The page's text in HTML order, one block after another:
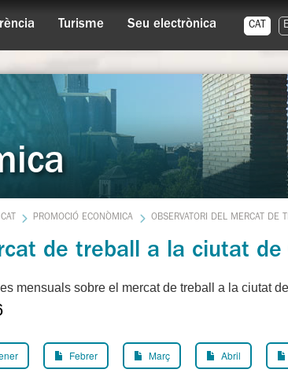
Turisme Seu electrònica CAT
PROMOCIÓ ECONÒMICA OBSERVATORI DEL MERCAT DE
de treball a la ciutat de
mensuals sobre el mercat de treball a la ciutat
Febrer Març Abril